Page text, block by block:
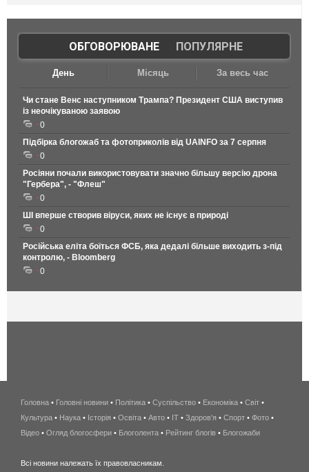
ОБГОВОРЮВАНЕ| ПОПУЛЯРНЕ
День Місяць За весь час
Чи стане Венс наступником Трампа? Президент США виступив
із неочікуваною заявою
0
Підбірка блогожаб та фотоприколів від UAINFO за 7 серпня
0
Росіяни почали використовувати значно більшу версію дрона
"Гербера", - "Флеш"
0
ШІ вперше створив віруси, яких не існує в природі
0
Російська еліта боїться ФСБ, яка дедалі більше виходить з-під
контролю, - Bloomberg
0
беспроводной
интернет
киев
Головна • Головні новини • Політика • Суспільство • Економіка • Світ •
Культура • Наука • Історія • Освіта • Авто • IT • Здоров'я • Спорт • Фото •
Відео • Огляд блогосфери • Блоголента • Рейтинг блогів • Блогожаби
Всі новини належать їх правовласникам.